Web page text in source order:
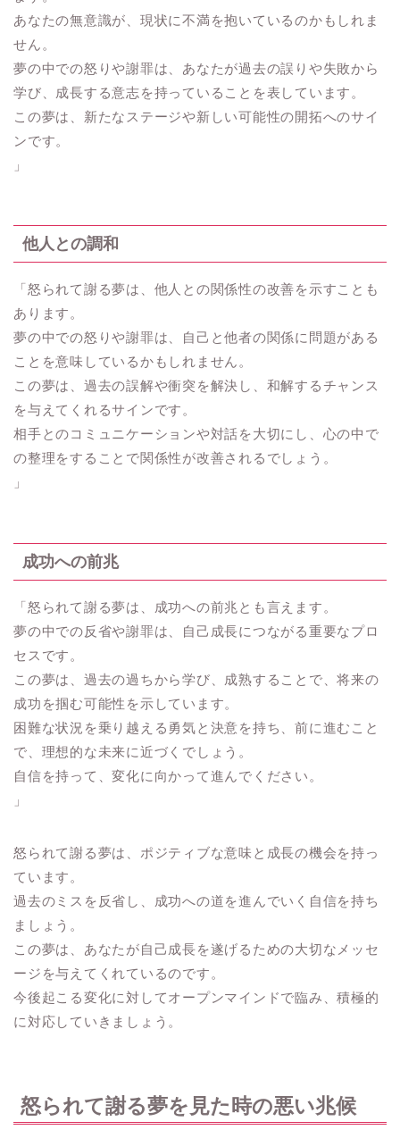
あなたの無意識が、現状に不満を抱いているのかもしれま
せん。
夢の中での怒りや謝罪は、あなたが過去の誤りや失敗から
学び、成長する意志を持っていることを表しています。
この夢は、新たなステージや新しい可能性の開拓へのサイ
ンです。
」
他人との調和
「怒られて謝る夢は、他人との関係性の改善を示すことも
あります。
夢の中での怒りや謝罪は、自己と他者の関係に問題がある
ことを意味しているかもしれません。
この夢は、過去の誤解や衝突を解決し、和解するチャンス
を与えてくれるサインです。
相手とのコミュニケーションや対話を大切にし、心の中で
の整理をすることで関係性が改善されるでしょう。
」
成功への前兆
「怒られて謝る夢は、成功への前兆とも言えます。
夢の中での反省や謝罪は、自己成長につながる重要なプロ
セスです。
この夢は、過去の過ちから学び、成熟することで、将来の
成功を掴む可能性を示しています。
困難な状況を乗り越える勇気と決意を持ち、前に進むこと
で、理想的な未来に近づくでしょう。
自信を持って、変化に向かって進んでください。
」
怒られて謝る夢は、ポジティブな意味と成長の機会を持っ
ています。
過去のミスを反省し、成功への道を進んでいく自信を持ち
ましょう。
この夢は、あなたが自己成長を遂げるための大切なメッセ
ージを与えてくれているのです。
今後起こる変化に対してオープンマインドで臨み、積極的
に対応していきましょう。
怒られて謝る夢を見た時の悪い兆候